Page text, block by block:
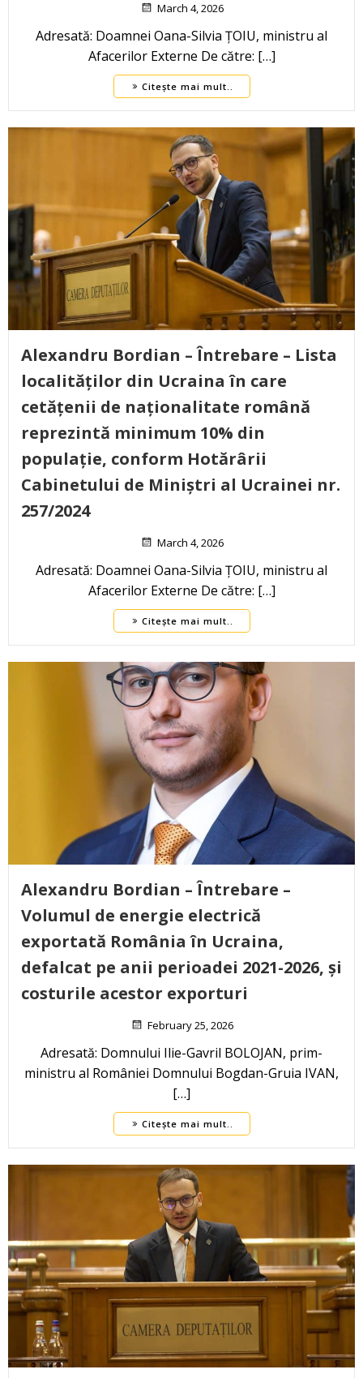
March 4, 2026
Adresată: Doamnei Oana-Silvia ȚOIU, ministru al
Afacerilor Externe De către: […]
Citește mai mult..
Alexandru Bordian – Întrebare – Lista
localităților din Ucraina în care
cetățenii de naționalitate română
reprezintă minimum 10% din
populație, conform Hotărârii
Cabinetului de Miniștri al Ucrainei nr.
257/2024
March 4, 2026
Adresată: Doamnei Oana-Silvia ȚOIU, ministru al
Afacerilor Externe De către: […]
Citește mai mult..
Alexandru Bordian – Întrebare –
Volumul de energie electrică
exportată România în Ucraina,
defalcat pe anii perioadei 2021-2026, și
costurile acestor exporturi
February 25, 2026
Adresată: Domnului Ilie-Gavril BOLOJAN, prim-
ministru al României Domnului Bogdan-Gruia IVAN,
[…]
Citește mai mult..